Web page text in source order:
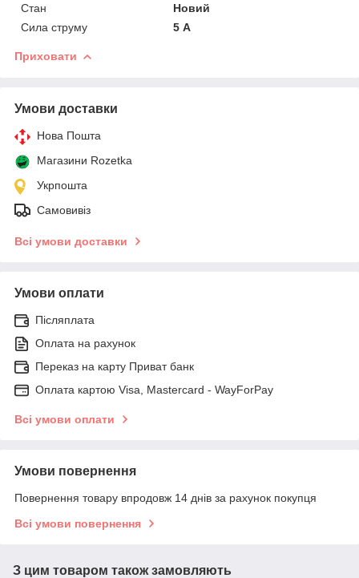
Стан
Новий
Сила струму
5 А
Приховати
Умови доставки
Нова Пошта
Магазини Rozetka
Укрпошта
Самовивіз
Всі умови доставки
Умови оплати
Післяплата
Оплата на рахунок
Переказ на карту Приват банк
Оплата картою Visa, Mastercard - WayForPay
Всі умови оплати
Умови повернення
Повернення товару впродовж 14 днів за рахунок покупця
Всі умови повернення
З цим товаром також замовляють